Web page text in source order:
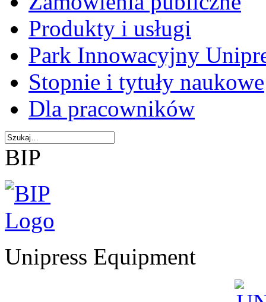
Produkty i usługi
Park Innowacyjny
Stopnie i tytuły naukowe
Dla pracowników
BIP
Unipress Equipment